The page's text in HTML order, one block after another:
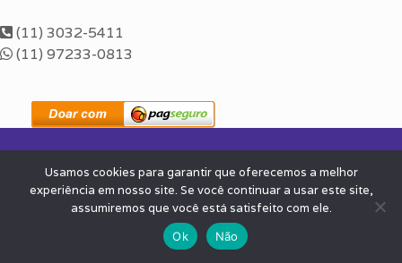
(11) 3032-5411
(11) 97233-0813
Usamos cookies para garantir que oferecemos a melhor
experiência em nosso site. Se você continuar a usar este site,
assumiremos que você está satisfeito com ele.
Ok Não